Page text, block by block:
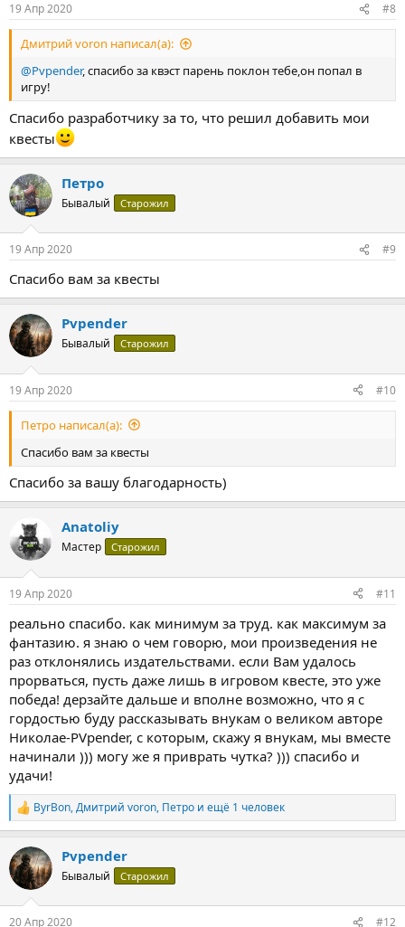
19 Апр 2020 #8
Дмитрий voron написал(а):
@Pvpender, спасибо за квэст парень поклон тебе,он попал в
игру!
Спасибо разработчику за то, что решил добавить мои
квесты
Петро
Бывалый Старожил
19 Апр 2020 #9
Спасибо вам за квесты
Pvpender
Бывалый Старожил
19 Апр 2020 #10
Петро написал(а):
Спасибо вам за квесты
Спасибо за вашу благодарность)
Anatoliy
Мастер Старожил
19 Апр 2020 #11
реально спасибо. как минимум за труд. как максимум за
фантазию. я знаю о чем говорю, мои произведения не
раз отклонялись издательствами. если Вам удалось
прорваться, пусть даже лишь в игровом квесте, это уже
победа! дерзайте дальше и вполне возможно, что я с
гордостью буду рассказывать внукам о великом авторе
Николае-PVpender, c которым, скажу я внукам, мы вместе
начинали ))) могу же я приврать чутка? ))) спасибо и
удачи!
Р
е
к
ц
и
ByrBon,Дмитрий voron, Петро и ещё 1 человек
Pvpender
Бывалый Старожил
20 Апр 2020 #12